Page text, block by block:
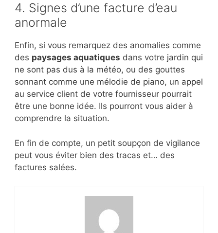
4. Signes d’une facture d’eau
anormale
Enfin, si vous remarquez des anomalies comme
des paysages aquatiques dans votre jardin qui
ne sont pas dus à la météo, ou des gouttes
sonnant comme une mélodie de piano, un appel
au service client de votre fournisseur pourrait
être une bonne idée. Ils pourront vous aider à
comprendre la situation.
En fin de compte, un petit soupçon de vigilance
peut vous éviter bien des tracas et… des
factures salées.